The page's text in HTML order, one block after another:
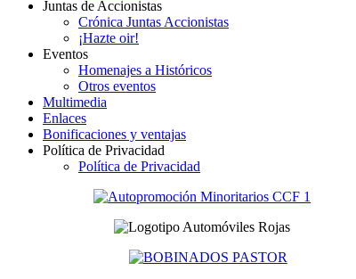
Juntas de Accionistas
Crónica Juntas Accionistas
¡Hazte oir!
Eventos
Homenajes a Históricos
Otros eventos
Multimedia
Enlaces
Bonificaciones y ventajas
Política de Privacidad
Política de Privacidad